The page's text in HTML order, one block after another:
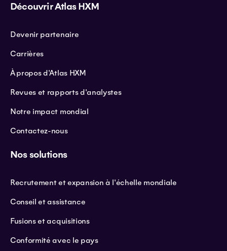
Découvrir Atlas HXM
Devenir partenaire
Carrières
À propos d'Atlas HXM
Revues et rapports d'analystes
Notre impact mondial
Contactez-nous
Nos solutions
Recrutement et expansion à l'échelle mondiale
Conseil et assistance
Fusions et acquisitions
Conformité avec le pays